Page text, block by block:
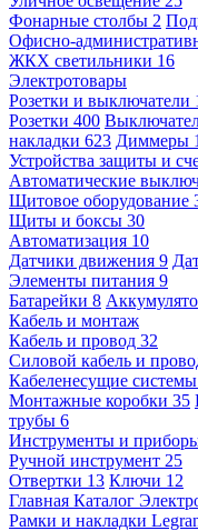
Фонарные столбы 2
Офисно-
ЖКХ светильники 16
Электротовары
Розетки и выключатели
Розетки 400
накладки 623 Диммеры
Устройства защиты и
Автоматические
Щитовое оборудование
Щиты и боксы 30
Автоматизация 10
Датчики движения 9
Элементы питания 9
Батарейки 8
Кабель и монтаж
Кабель и провод 32
Силовой кабель и
Кабеленесущие системы
Монтажные коробки 35
трубы 6
Инструменты и
Ручной инструмент 25
Отвертки 13 Ключи 12
Главная Каталог
Рамки и накладки